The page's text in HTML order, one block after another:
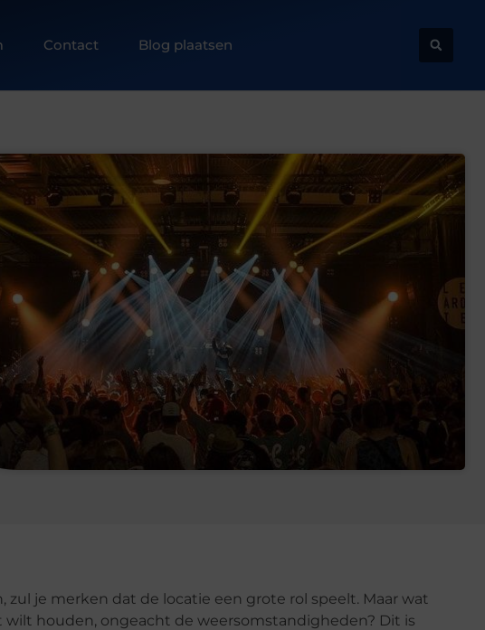
Contact Blog plaatsen
je merken dat de locatie een grote rol speelt. Maar wat
wilt houden, ongeacht de weersomstandigheden? Dit is